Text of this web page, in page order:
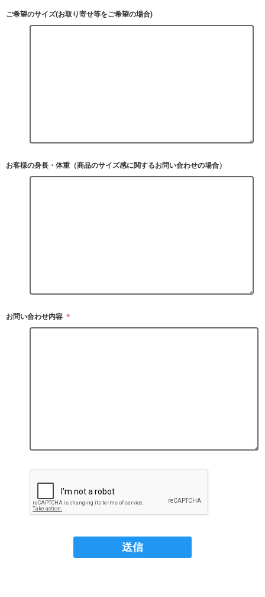
ご希望のサイズ(お取り寄せ等をご希望の場合)
お客様の身長・体重（商品のサイズ感に関するお問い合わせの場合）
お問い合わせ内容 ＊